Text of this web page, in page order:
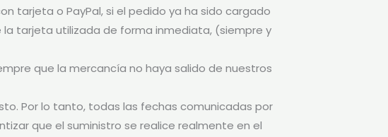
tarjeta o PayPal, si el pedido ya ha sido cargado
tarjeta utilizada de forma inmediata, (siempre y
que la mercancía no haya salido de nuestros
Por lo tanto, todas las fechas comunicadas por
que el suministro se realice realmente en el